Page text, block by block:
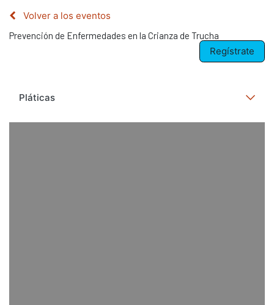
Volver a los eventos
Prevención de Enfermedades en la Crianza de Trucha
Regístrate
Pláticas